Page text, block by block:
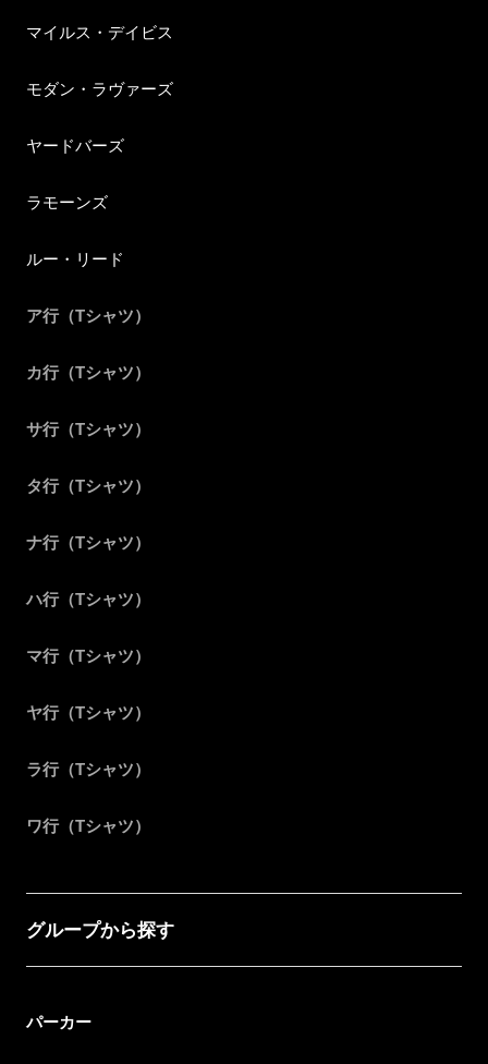
マイルス・デイビス
モダン・ラヴァーズ
ヤードバーズ
ラモーンズ
ルー・リード
ア行（Tシャツ）
カ行（Tシャツ）
サ行（Tシャツ）
タ行（Tシャツ）
ナ行（Tシャツ）
ハ行（Tシャツ）
マ行（Tシャツ）
ヤ行（Tシャツ）
ラ行（Tシャツ）
ワ行（Tシャツ）
グループから探す
パーカー